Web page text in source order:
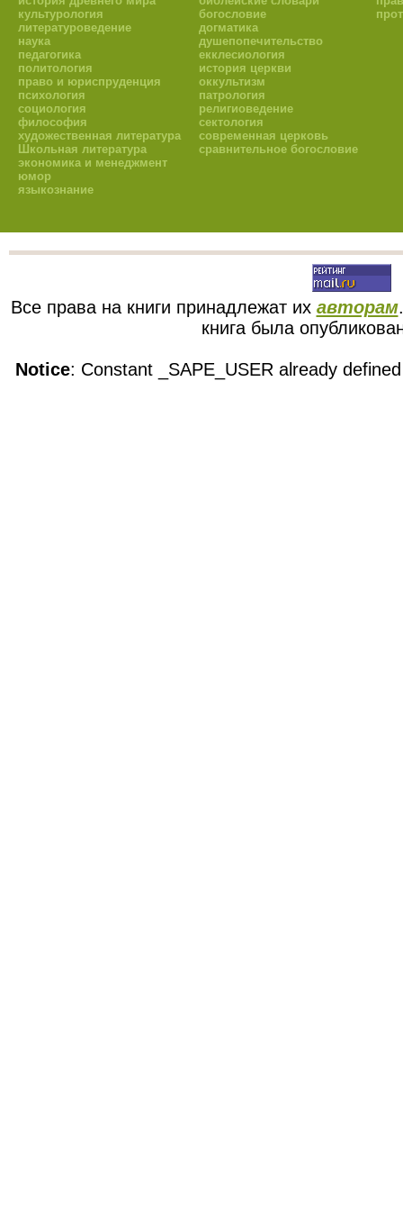
культурология
литературоведение
наука
педагогика
политология
право и юриспруденция
психология
социология
философия
художественная литература
Школьная литература
экономика и менеджмент
юмор
языкознание
богословие
догматика
душепопечительство
екклесиология
история церкви
оккультизм
патрология
религиоведение
сектология
современная церковь
сравнительное богословие
Все права на книги принадлежат их авторам
книга была
Notice: Constant _SAPE_USER already